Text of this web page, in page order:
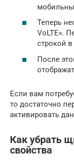
Теперь
VoLTE».
строкой
После
Если вам
то достаточно
активировать
Как убрать
свойства